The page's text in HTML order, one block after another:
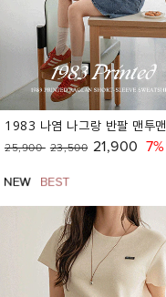
1983 나염 나그랑 반팔 맨투맨
25,900 23,500 21,900 7%